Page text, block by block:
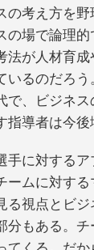
の考え方を
の場で論理
法が人材育
いるのだろ
で、ビジネ
指導者は今後
に対するア
ームに対す
る視点とビ
分もある。